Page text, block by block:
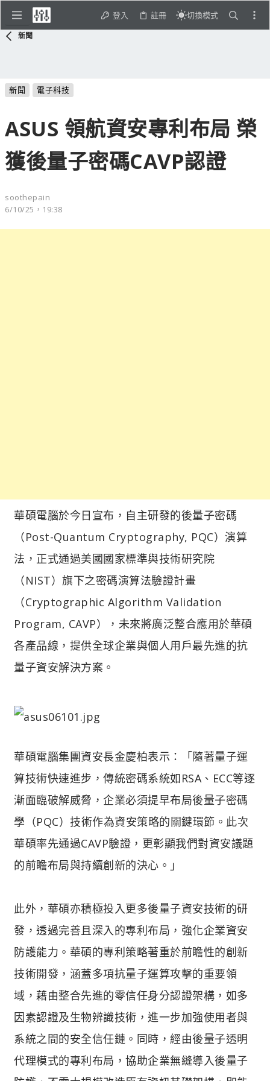
登入 註冊 切換模式
新聞
新聞 電子科技
ASUS 領航資安專利布局 榮
獲後量子密碼CAVP認證
soothepain
6/10/25，19:38
華碩電腦於今日宣布，自主研發的後量子密碼
（Post-Quantum Cryptography, PQC）演算
法，正式通過美國國家標準與技術研究院
（NIST）旗下之密碼演算法驗證計畫
（Cryptographic Algorithm Validation
Program, CAVP），未來將廣泛整合應用於華碩
各產品線，提供全球企業與個人用戶最先進的抗
量子資安解決方案。
華碩電腦集團資安長金慶柏表示：「隨著量子運
算技術快速進步，傳統密碼系統如RSA、ECC等逐
漸面臨破解威脅，企業必須提早布局後量子密碼
學（PQC）技術作為資安策略的關鍵環節。此次
華碩率先通過CAVP驗證，更彰顯我們對資安議題
的前瞻布局與持續創新的決心。」
此外，華碩亦積極投入更多後量子資安技術的研
發，透過完善且深入的專利布局，強化企業資安
防護能力。華碩的專利策略著重於前瞻性的創新
技術開發，涵蓋多項抗量子運算攻擊的重要領
域，藉由整合先進的零信任身分認證架構，如多
因素認證及生物辨識技術，進一步加強使用者與
系統之間的安全信任鏈。同時，經由後量子透明
代理模式的專利布局，協助企業無縫導入後量子